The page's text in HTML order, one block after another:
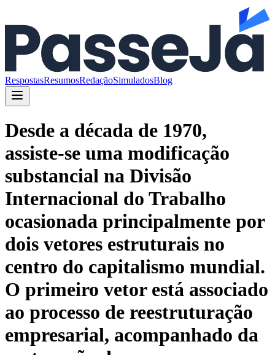
RespostasResumosRedaçãoSimuladosBlog
Desde a década de 1970,
assiste-se uma modificação
substancial na Divisão
Internacional do Trabalho
ocasionada principalmente por
dois vetores estruturais no
centro do capitalismo mundial.
O primeiro vetor está associado
ao processo de reestruturação
empresarial, acompanhado da